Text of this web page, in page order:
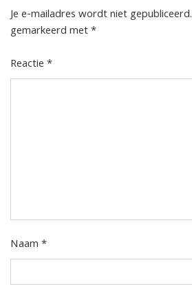
Je e-mailadres wordt niet gepubliceerd.
gemarkeerd met*
Reactie*
Naam*